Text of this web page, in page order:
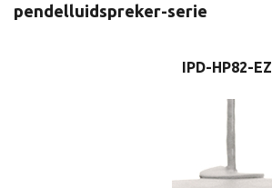
pendelluidspreker-serie
IPD-HP82-EZ